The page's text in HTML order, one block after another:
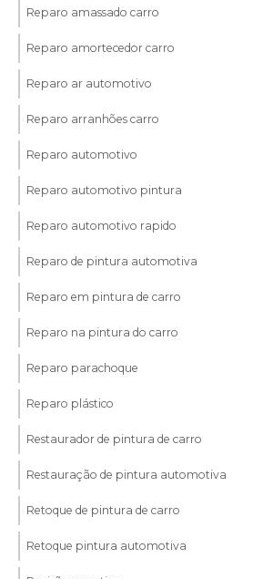
Reparo amassado carro
Reparo amortecedor carro
Reparo ar automotivo
Reparo arranhões carro
Reparo automotivo
Reparo automotivo pintura
Reparo automotivo rapido
Reparo de pintura automotiva
Reparo em pintura de carro
Reparo na pintura do carro
Reparo parachoque
Reparo plástico
Restaurador de pintura de carro
Restauração de pintura automotiva
Retoque de pintura de carro
Retoque pintura automotiva